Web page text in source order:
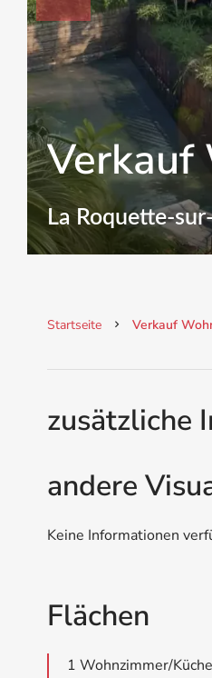
Verkauf
La Roquette-
Startseite Verkauf
zusätzliche
andere
Keine Informationen
Flächen
1 Wohnzimmer/Küche